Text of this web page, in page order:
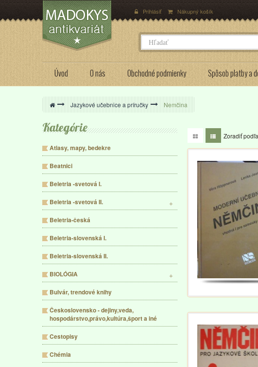
Prihlásiť Nákupný košík
Úvod O nás Obchodné podmienky Spôsob platby a
> Jazykové učebnice a príručky > Nemčina
Kategórie
Atlasy, mapy, bedekre
Beatnici
Beletria -svetová I.
Beletria -svetová II.
Beletria-česká
Beletria-slovenská I.
Beletria-slovenská II.
BIOLÓGIA
Bulvár, trendové knihy
Československo - dejiny,veda,
hospodárstvo,právo,kultúra,šport a iné
Cestopisy
Chémia
Zoradiť podľa